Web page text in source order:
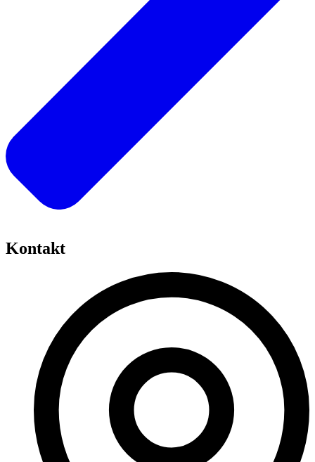
Kontakt